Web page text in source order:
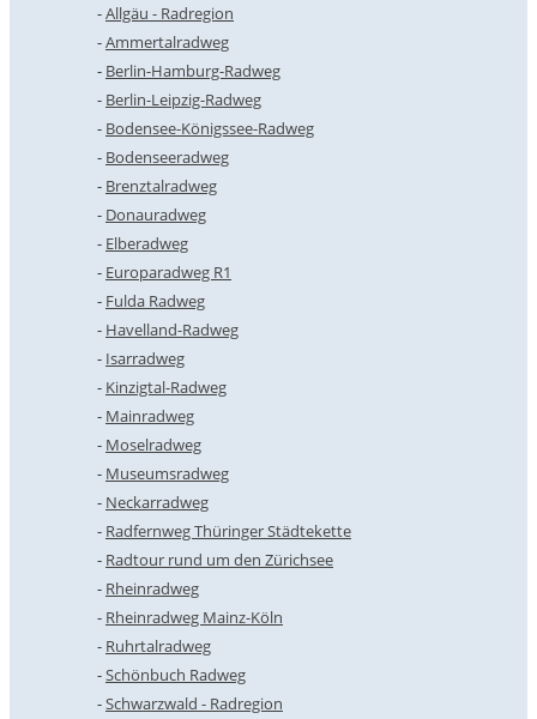
Allgäu - Radregion
Ammertalradweg
Berlin-Hamburg-Radweg
Berlin-Leipzig-Radweg
Bodensee-Königssee-Radweg
Bodenseeradweg
Brenztalradweg
Donauradweg
Elberadweg
Europaradweg R1
Fulda Radweg
Havelland-Radweg
Isarradweg
Kinzigtal-Radweg
Mainradweg
Moselradweg
Museumsradweg
Neckarradweg
Radfernweg Thüringer Städtekette
Radtour rund um den Zürichsee
Rheinradweg
Rheinradweg Mainz-Köln
Ruhrtalradweg
Schönbuch Radweg
Schwarzwald - Radregion